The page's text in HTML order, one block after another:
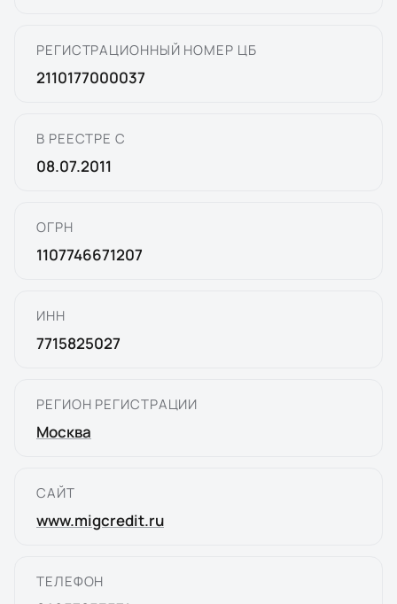
РЕГИСТРАЦИОННЫЙ НОМЕР ЦБ
2110177000037
В РЕЕСТРЕ С
08.07.2011
ОГРН
1107746671207
ИНН
7715825027
РЕГИОН РЕГИСТРАЦИИ
Москва
САЙТ
www.migcredit.ru
ТЕЛЕФОН